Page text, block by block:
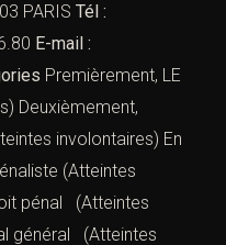
PARIS Tél :
E-mail :
Premièrement, LE
Deuxièmement,
involontaires) En
(Atteintes
pénal
(Atteintes
général
(Atteintes